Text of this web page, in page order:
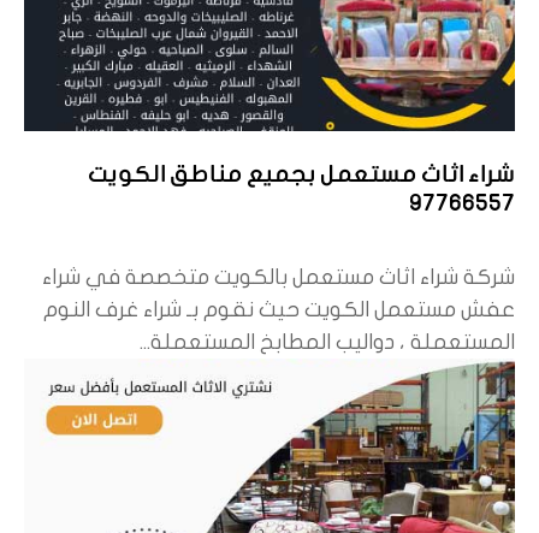
شراء اثاث مستعمل بجميع مناطق الكويت
97766557
شركة شراء اثاث مستعمل بالكويت متخصصة في شراء
عفش مستعمل الكويت حيث نقوم بـ شراء غرف النوم
المستعملة ، دواليب المطابخ المستعملة...